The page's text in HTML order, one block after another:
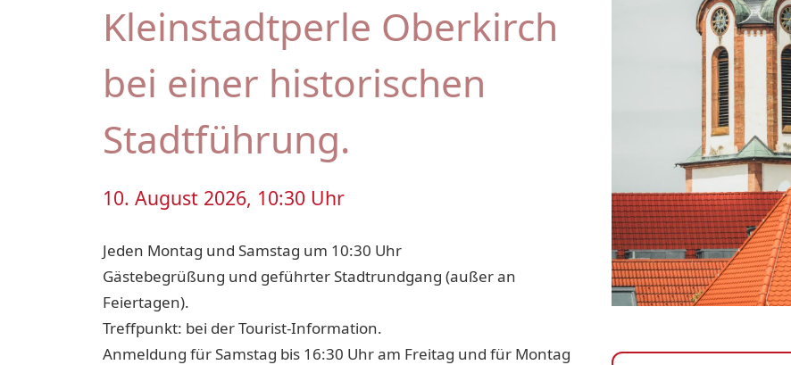
Kleinstadtperle Oberkirch
bei einer historischen
Stadtführung.
10. August 2026, 10:30 Uhr
Jeden Montag und Samstag um 10:30 Uhr
Gästebegrüßung und geführter Stadtrundgang (außer an
Feiertagen).
Treffpunkt: bei der Tourist-Information.
Anmeldung für Samstag bis 16:30 Uhr am Freitag und für Montag